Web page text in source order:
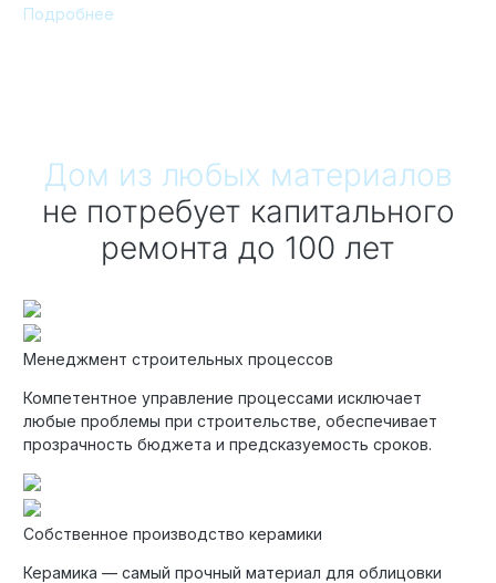
Реконструкция
Технология здоровый дом
Подробнее
Дом из любых материалов
не потребует капитального
ремонта до 100 лет
Менеджмент строительных процессов
Компетентное управление процессами исключает
любые проблемы при строительстве, обеспечивает
прозрачность бюджета и предсказуемость сроков.
Собственное производство керамики
Керамика — самый прочный материал для облицовки